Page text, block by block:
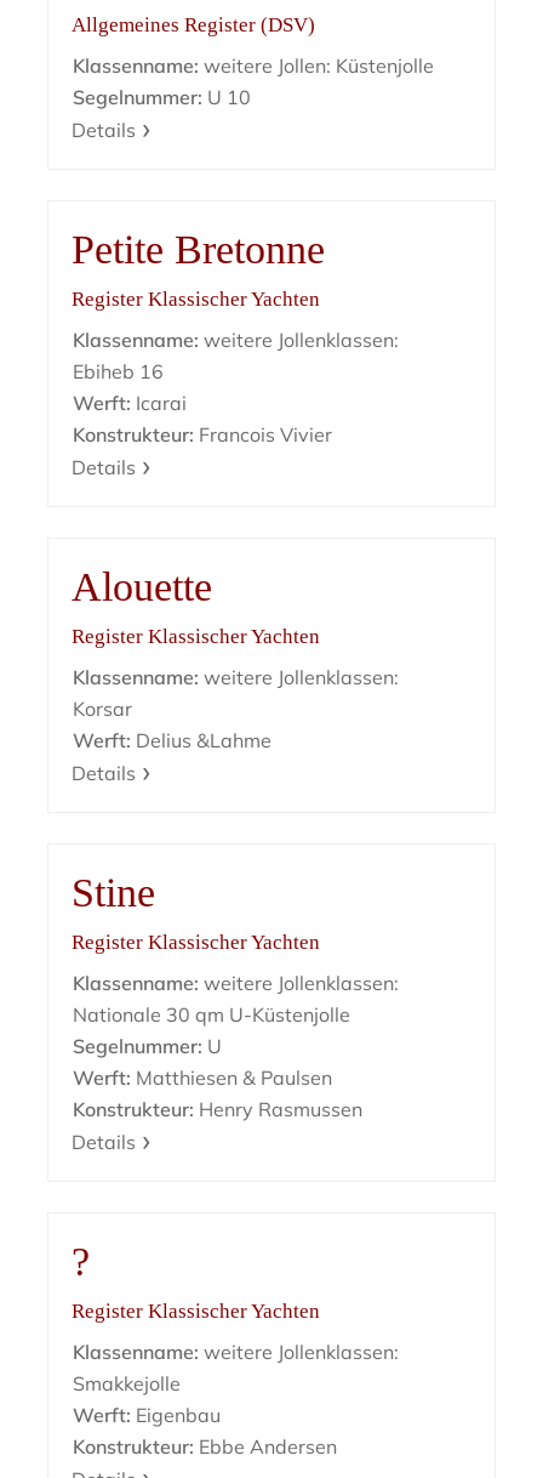
Allgemeines Register (DSV)
Klassenname: weitere Jollen: Küstenjolle
Segelnummer: U 10
Details
Petite Bretonne
Register Klassischer Yachten
Klassenname: weitere Jollenklassen:
Ebiheb 16
Werft: Icarai
Konstrukteur: Francois Vivier
Details
Alouette
Register Klassischer Yachten
Klassenname: weitere Jollenklassen:
Korsar
Werft: Delius &Lahme
Details
Stine
Register Klassischer Yachten
Klassenname: weitere Jollenklassen:
Nationale 30 qm U-Küstenjolle
Segelnummer: U
Werft: Matthiesen & Paulsen
Konstrukteur: Henry Rasmussen
Details
?
Register Klassischer Yachten
Klassenname: weitere Jollenklassen:
Smakkejolle
Werft: Eigenbau
Konstrukteur: Ebbe Andersen